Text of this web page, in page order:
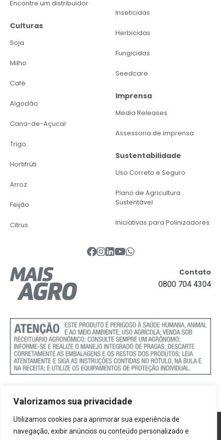
Valorizamos sua privacidade
Utilizamos cookies para aprimorar sua experiência de
navegação, exibir anúncios ou conteúdo personalizado e
Encontre um distribuidor
Culturas
Soja
Milho
Café
Algodão
Cana-de-Açucar
Trigo
Hortifrúti
Arroz
Feijão
Citrus
Inseticidas
Herbicidas
Fungicidas
Seedcare
Imprensa
Media Releases
Assessoria de imprensa
Sustentabilidade
Uso Correto e Seguro
Plano de Agricultura
Sustentável
Iniciativas para Polinizadores
Contato
0800 704 4304
Política de Cookies